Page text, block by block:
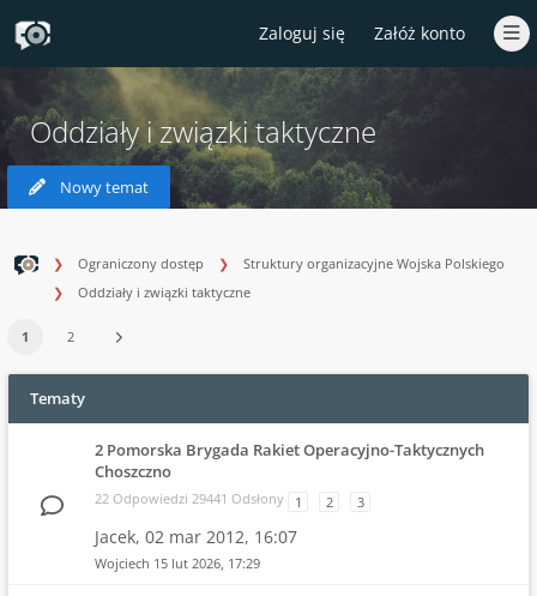
Zaloguj się Załóż konto
Oddziały i związki taktyczne
Nowy temat
Ograniczony dostęp
Struktury organizacyjne Wojska Polskiego
Oddziały i związki taktyczne
1 2
Tematy
2 Pomorska Brygada Rakiet Operacyjno-Taktycznych
Choszczno
22 Odpowiedzi 29441 Odsłony 1 2 3
Jacek, 02 mar 2012, 16:07
Wojciech 15 lut 2026, 17:29